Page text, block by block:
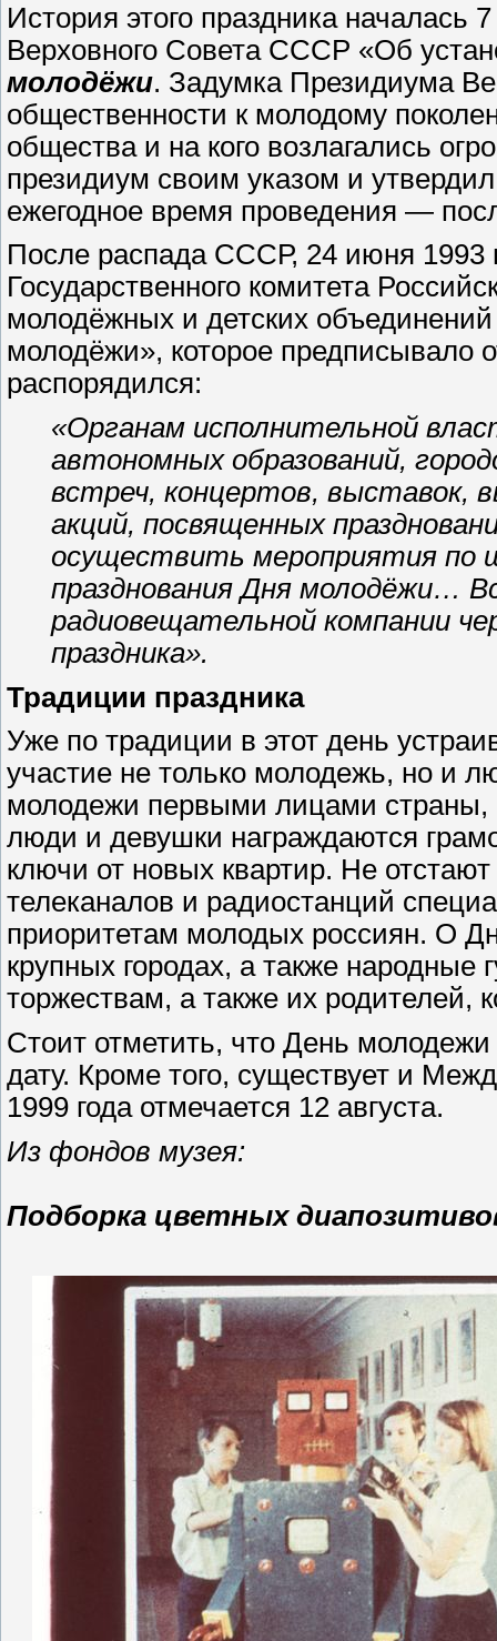
История этого праздника
Верховного Совета СССР «Об
молодёжи. Задумка Президиума
общественности к молодому
общества и на кого возлагались
президиум своим указом и
ежегодное время проведения —
После распада СССР, 24 июня 1993
Государственного комитета
молодёжных и детских
молодёжи», которое предписывало
распорядился:
«Органам исполнительной
автономных образований,
встреч, концертов, выставок,
акций, посвященных
осуществить мероприятия по
празднования Дня молодёжи…
радиовещательной компании
праздника».
Традиции праздника
Уже по традиции в этот день
участие не только молодежь, но и
молодежи первыми лицами страны,
люди и девушки награждаются
ключи от новых квартир. Не
телеканалов и радиостанций
приоритетам молодых россиян. О
крупных городах, а также
торжествам, а также их родителей,
Стоит отметить, что День
дату. Кроме того, существует и
1999 года отмечается 12 августа.
Из фондов музея:
Подборка цветных